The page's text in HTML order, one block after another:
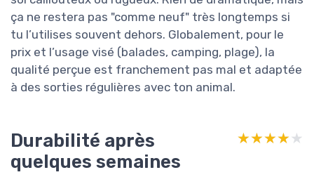
ça ne restera pas "comme neuf" très longtemps si
tu l’utilises souvent dehors. Globalement, pour le
prix et l’usage visé (balades, camping, plage), la
qualité perçue est franchement pas mal et adaptée
à des sorties régulières avec ton animal.
Durabilité après
quelques semaines
★★★★★
★★★★★